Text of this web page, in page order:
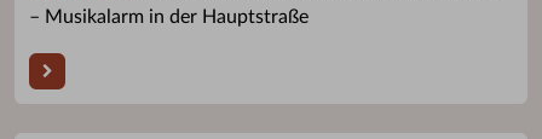
– Musikalarm in der Hauptstraße